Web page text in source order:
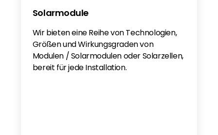
Solarmodule
Wir bieten eine Reihe von Technologien,
Größen und Wirkungsgraden von
Modulen / Solarmodulen oder Solarzellen,
bereit für jede Installation.